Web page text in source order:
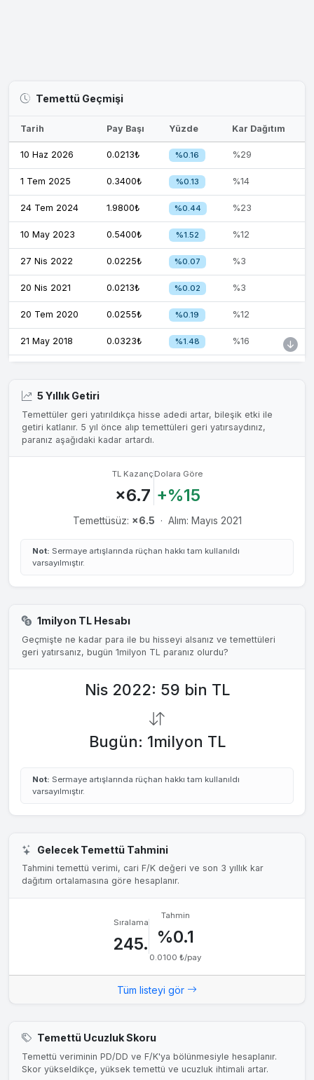
Temettü Geçmişi
Tarih Pay Başı Yüzde Kar Dağıtım
10 Haz 2026 0.0213₺ %0.16 %29
1 Tem 2025 0.3400₺ %0.13 %14
24 Tem 2024 1.9800₺ %0.44 %23
10 May 2023 0.5400₺ %1.52 %12
27 Nis 2022 0.0225₺ %0.07 %3
20 Nis 2021 0.0213₺ %0.02 %3
20 Tem 2020 0.0255₺ %0.19 %12
21 May 2018 0.0323₺ %1.48 %16
20 May 2014
3 Haz 2013 0.0108₺ %0.36 %90
5 Yıllık Getiri
Temettüler geri yatırıldıkça hisse adedi artar, bileşik etki ile
getiri katlanır. 5 yıl önce alıp temettüleri geri yatırsaydınız,
paranız aşağıdaki kadar artardı.
TL Kazanç
×6.7
Dolara Göre
+%15
Temettüsüz: ×6.5 · Alım: Mayıs 2021
Not: Sermaye artışlarında rüçhan hakkı tam kullanıldı
varsayılmıştır.
1milyon TL Hesabı
Geçmişte ne kadar para ile bu hisseyi alsanız ve temettüleri
geri yatırsanız, bugün 1milyon TL paranız olurdu?
Nis 2022: 59 bin TL
Bugün: 1milyon TL
Not: Sermaye artışlarında rüçhan hakkı tam kullanıldı
varsayılmıştır.
Gelecek Temettü Tahmini
Tahmini temettü verimi, cari F/K değeri ve son 3 yıllık kar
dağıtım ortalamasına göre hesaplanır.
Sıralama
245.
Tahmin
%0.1
0.0100 ₺/pay
Tüm listeyi gör
Temettü Ucuzluk Skoru
Temettü veriminin PD/DD ve F/K'ya bölünmesiyle hesaplanır.
Skor yükseldikçe, yüksek temettü ve ucuzluk ihtimali artar.